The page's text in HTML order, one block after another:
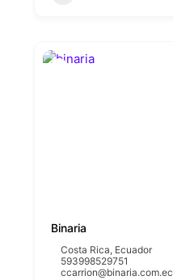
Binaria
Costa Rica, Ecuador
593998529751
ccarrion@binaria.com.ec